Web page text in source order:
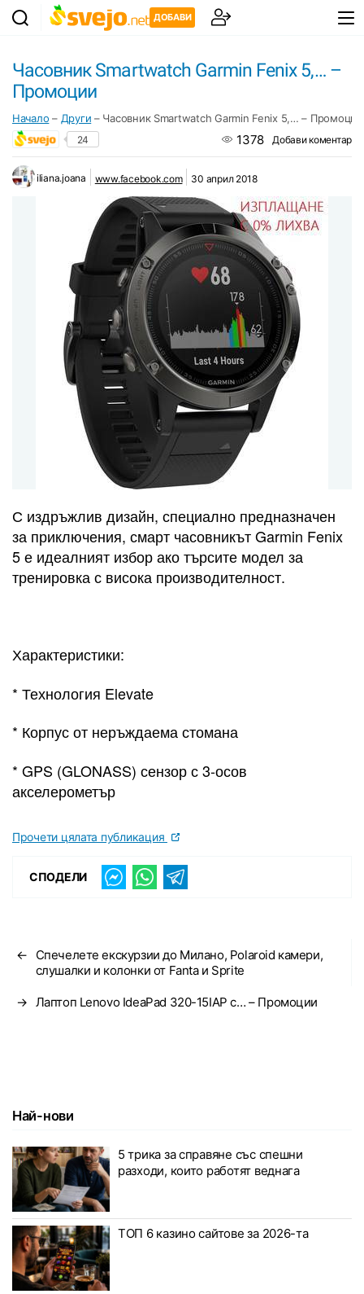
ДОБАВИ
Часовник Smartwatch Garmin Fenix 5,… –
Промоции
Начало – Други – Часовник Smartwatch Garmin Fenix 5,… – Промоции
24 1378 Добави коментар
iliana.joana www.facebook.com 30 април 2018
С издръжлив дизайн, специално предназначен
за приключения, смарт часовникът Garmin Fenix
5 е идеалният избор ако търсите модел за
тренировка с висока производителност.
Характеристики:
* Технология Elevate
* Корпус от неръждаема стомана
* GPS (GLONASS) сензор с 3-осов
акселерометър
Прочети цялата публикация
СПОДЕЛИ
←
Спечелете екскурзии до Милано, Polaroid камери,
слушалки и колонки от Fanta и Sprite
→ Лаптоп Lenovo IdeaPad 320-15IAP с… – Промоции
Най-нови
5 трика за справяне със спешни
разходи, които работят веднага
ТОП 6 казино сайтове за 2026-та